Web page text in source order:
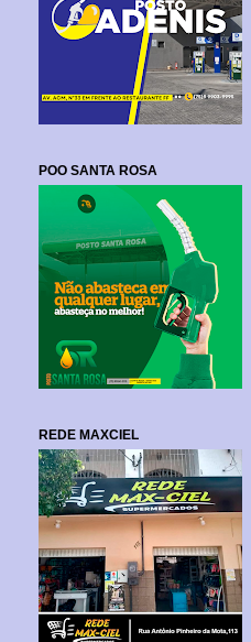
POO SANTA ROSA
REDE MAXCIEL